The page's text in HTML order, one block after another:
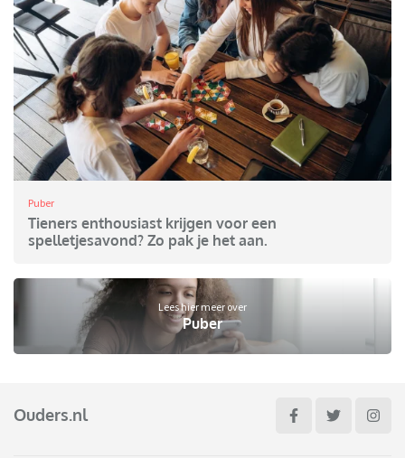
Puber
Tieners enthousiast krijgen voor een
spelletjesavond? Zo pak je het aan.
Lees hier meer over
Puber
Ouders.nl